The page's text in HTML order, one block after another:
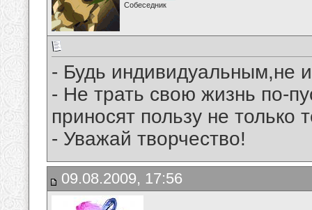
Собеседник
- Будь индивидуальным,не
- Не трать свою жизнь по-
приносят пользу не только
- Уважай творчество!
09.08.2009, 17:56